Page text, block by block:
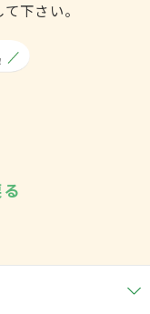
下さい。